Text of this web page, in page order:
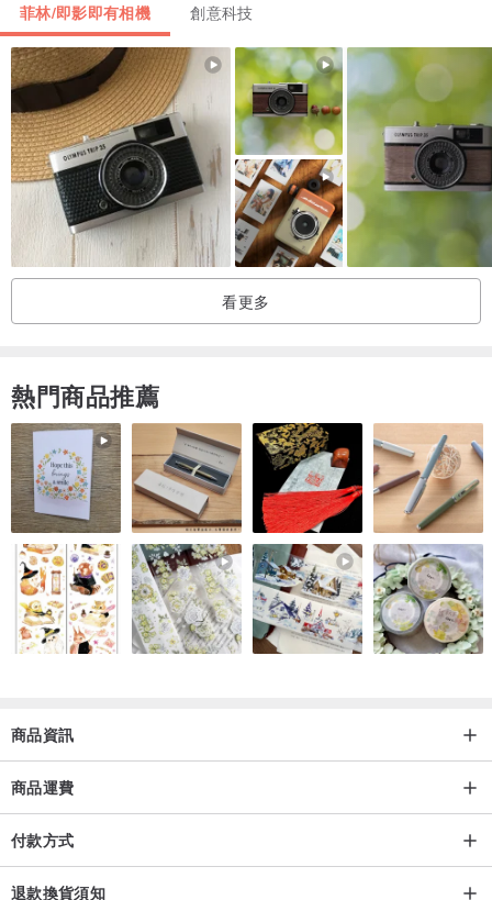
* 相對孔徑：1:2.8
* 光圈：從 2.8 到 16（沒有點擊或帶有特殊的“記憶”）。光圈環可以
“記住”預裝光圈的含義。此功能通過單光圈環激活，您只需按下它，
光圈就會固定。
* 安裝 M42 x 1mm 凹槽，稱為賓得螺紋安裝，與許多舊單反相機
（Practica、Chinon、Yashika、Bessaflex 等）相同。
* 該鏡頭適用於micro 4/3系統及其他工作距離45.5mm及以下的數碼相
機，使用適配器：
所有索尼 NEX、奧林巴斯、松下：Lumix DMC-G1、DMC-GH1、
DMC-GF1、DMC-G2、DMC-G10、愛普生、三星等。
* 調整銳度時，鏡頭前部不會旋轉，它允許應用矩形遮光罩。
* 鏡頭具有內置“構造”鏡頭遮光罩，位於硬盒內，因此可以很好地防止
額外的衝擊。
* 聚焦：從 0.3m 到“無限遠”。
* 重量（不含外殼）225 克。
* 直徑 57 毫米。
* 長度（聚焦於“無窮大”）70 毫米。
* 在莫斯科市附近的 Litkarino 工廠 LZOS 於 1983 年製造
收到您的付款後，商品將立即通過俄羅斯郵政服務發貨。
運輸時間通常約為 2-3 週，以帶有跟踪號的掛號航空郵件包裹接收物
品（或通過掛號和保險航空郵件包裹重物品），但有時（但不經常）
最多兩個月。
如果您需要非常快速的運輸，這裡可以使用 DHL 和 UPS，但運輸金
屬 35 毫米相機的費用可能超過 100 美元，因此很少使用這種運輸方
菲林/即影即有相機 創意科技
看更多
熱門商品推薦
商品資訊
商品運費
付款方式
退款換貨須知